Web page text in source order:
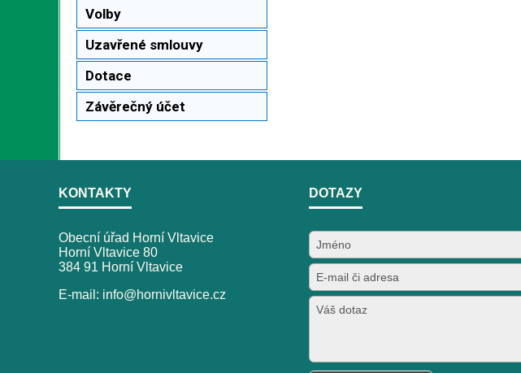
Volby
Uzavřené smlouvy
Dotace
Závěrečný účet
KONTAKTY
Obecní úřad Horní Vltavice
Horní Vltavice 80
384 91 Horní Vltavice
E-mail: info@hornivltavice.cz
DOTAZY